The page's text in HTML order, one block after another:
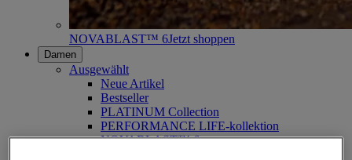
NOVABLAST™ 6Jetzt shoppen
Damen
Ausgewählt
Neue Artikel
Bestseller
PLATINUM Collection
PERFORMANCE LIFE-kollektion
NOVABLAST™ 6